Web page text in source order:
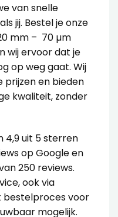
van snelle
jij. Bestel je onze
mm – 70 µm
wij ervoor dat je
op weg gaat. Wij
prijzen en bieden
kwaliteit, zonder
4,9 uit 5 sterren
op Google en
250 reviews.
ook via
bestelproces voor
mogelijk.